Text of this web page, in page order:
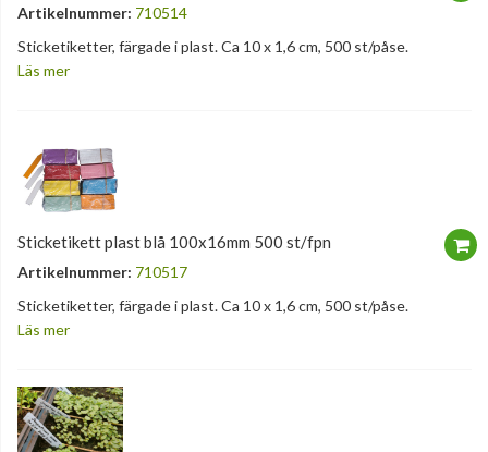
Artikelnummer: 710514
Sticketiketter, färgade i plast. Ca 10 x 1,6 cm, 500 st/påse.
Läs mer
Sticketikett plast blå 100x16mm 500 st/fpn
Artikelnummer: 710517
Sticketiketter, färgade i plast. Ca 10 x 1,6 cm, 500 st/påse.
Läs mer